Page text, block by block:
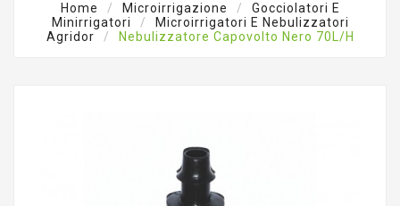
Home Microirrigazione
Gocciolatori E
Minirrigatori
Microirrigatori E Nebulizzatori
Agridor
Nebulizzatore Capovolto Nero 70L/h